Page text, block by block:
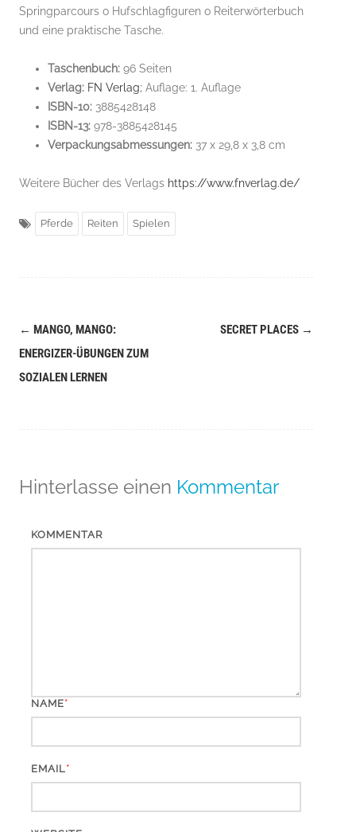
Springparcours o Hufschlagfiguren o Reiterwörterbuch
und eine praktische Tasche.
Taschenbuch: 96 Seiten
Verlag: FN Verlag; Auflage: 1. Auflage
ISBN-10: 3885428148
ISBN-13: 978-3885428145
Verpackungsabmessungen: 37 x 29,8 x 3,8 cm
Weitere Bücher des Verlags https://www.fnverlag.de/
Pferde Reiten Spielen
Navigation
(Beiträge)
← MANGO, MANGO:
ENERGIZER-ÜBUNGEN ZUM
SOZIALEN LERNEN
SECRET PLACES →
Hinterlasse einen Kommentar
KOMMENTAR
NAME*
EMAIL*